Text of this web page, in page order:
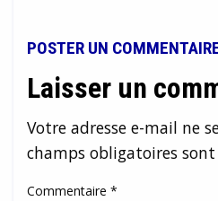
POSTER UN
Laisser un
Votre adresse e-mail ne
champs obligatoires
Commentaire *